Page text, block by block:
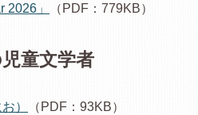
2026」
（PDF：779KB）
童文学者
）
（PDF：93KB）